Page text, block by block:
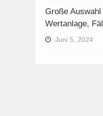
Große
Wertanlage,
Juni 5, 2024